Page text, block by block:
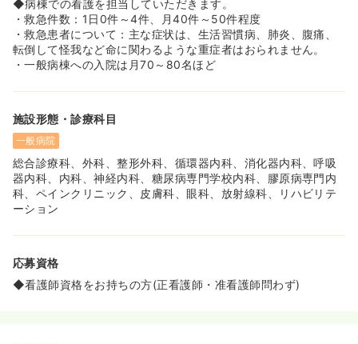
◆京阪宇治線「観月橋」駅から徒歩5分の立地で通勤に便
利です。またJR線「桃山駅」からも徒歩15分程度という高
立地で、確保梅園からのアクセスがしやすい環境です
◆合わせてこのエリアでは珍しく車通勤も可能です♪敷地
助金の支給もございます。
◆病棟での看護を担当していただきます。
・救急件数：1日0件～4件、月40件～50件程度
・救急患者について：主な症状は、生活習慣病、肺炎、腹痛、
転倒して怪我など命に関わるような重症者はおられません。
・一般病棟への入院は月70～80名ほど
施設形態・診療科目
一般病院
総合診療科、外科、整形外科、循環器内科、消化器内科、呼吸
器内科、内科、神経内科、糖尿病専門学校内科、膠原病専門内
科、ペインクリニック、皮膚科、眼科、放射線科、リハビリテ
ーション
応募資格
◆看護師資格をお持ちの方(正看護師・准看護師問わず)